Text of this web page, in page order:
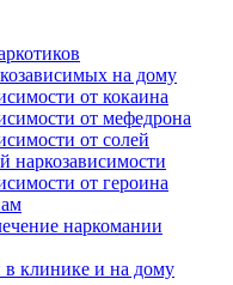
на дому
от кокаина
от мефедрона
от солей
наркозависимости
от героина
наркомании
в клинике и на дому